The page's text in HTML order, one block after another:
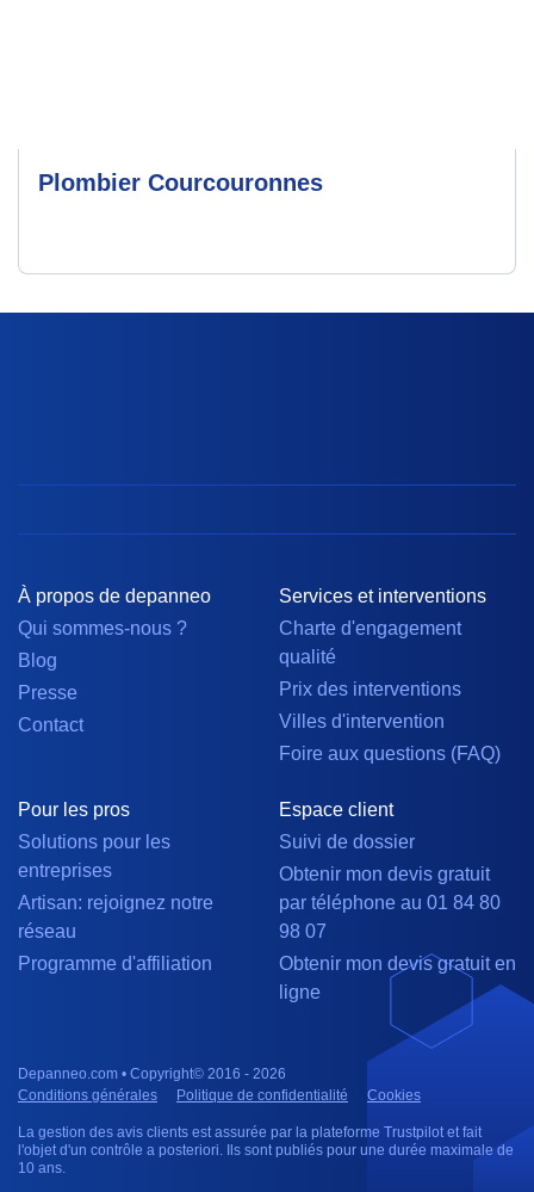
Plombier Courcouronnes
À propos de depanneo
Qui sommes-nous ?
Blog
Presse
Contact
Services et interventions
Charte d'engagement
qualité
Prix des interventions
Villes d'intervention
Foire aux questions (FAQ)
Pour les pros
Solutions pour les
entreprises
Artisan: rejoignez notre
réseau
Programme d'affiliation
Espace client
Suivi de dossier
Obtenir mon devis gratuit
par téléphone au 01 84 80
98 07
Obtenir mon devis gratuit en
ligne
Depanneo.com • Copyright© 2016 - 2026
Conditions générales
Politique de confidentialité Cookies
La gestion des avis clients est assurée par la plateforme Trustpilot et fait
l'objet d'un contrôle a posteriori. Ils sont publiés pour une durée maximale de
10 ans.